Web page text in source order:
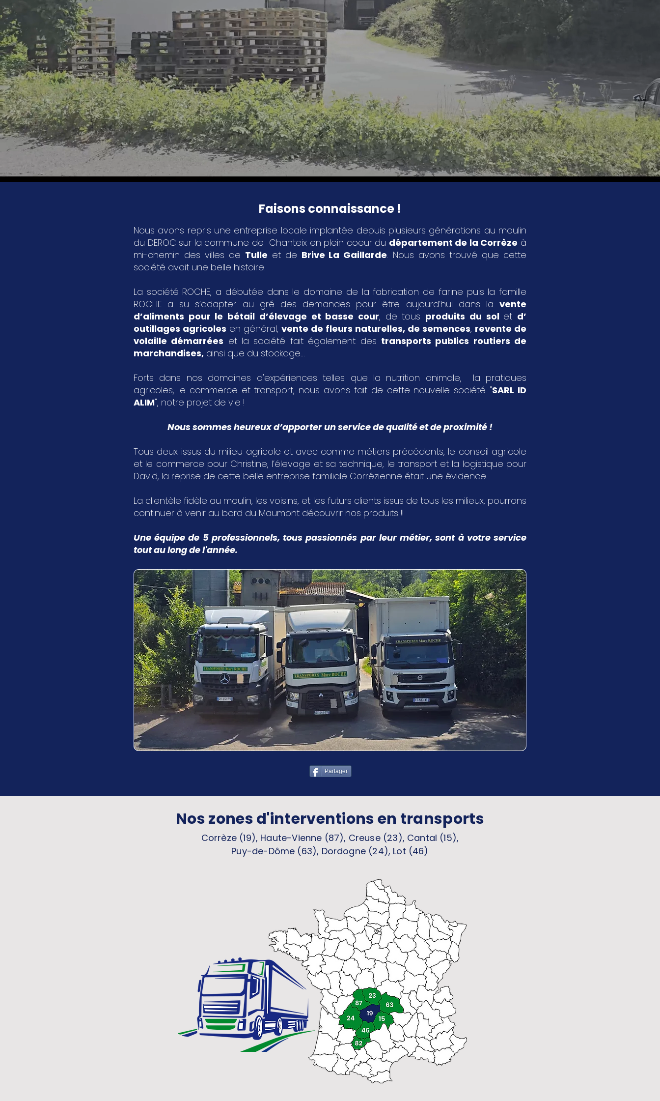
Faisons connaissance !
Nous avons repris une entreprise locale implantée depuis plusieurs générations au moulin
du DEROC sur la commune de Chanteix en plein coeur du département de la Corrèze à
mi-chemin des villes de Tulle et de Brive La Gaillarde. Nous avons trouvé que cette
société avait une belle histoire.
La société ROCHE, a débutée dans le domaine de la fabrication de farine puis la famille
ROCHE a su s’adapter au gré des demandes pour être aujourd’hui dans la vente
d’aliments pour le bétail d’élevage et basse cour, de tous produits du sol et d’
outillages agricoles en général, vente de fleurs naturelles, de semences, revente de
volaille démarrées et la société fait également des transports publics routiers de
marchandises, ainsi que du stockage...
Forts dans nos domaines d'expériences telles que la nutrition animale, la pratiques
agricoles, le commerce et transport, nous avons fait de cette nouvelle société "SARL ID
ALIM", notre projet de vie !
Nous sommes heureux d’apporter un service de qualité et de proximité !
Tous deux issus du milieu agricole et avec comme métiers précédents, le conseil agricole
et le commerce pour Christine, l’élevage et sa technique, le transport et la logistique pour
David, la reprise de cette belle entreprise familiale Corrézienne était une évidence.
La clientèle fidèle au moulin, les voisins, et les futurs clients issus de tous les milieux, pourrons
continuer à venir au bord du Maumont découvrir nos produits !!
Une équipe de 5 professionnels, tous passionnés par leur métier, sont à votre service
tout au long de l'année.
Partager
Nos zones d'interventions en transports
Corrèze (19), Haute-Vienne (87), Creuse (23), Cantal (15),
Puy-de-Dôme (63), Dordogne (24), Lot (46)